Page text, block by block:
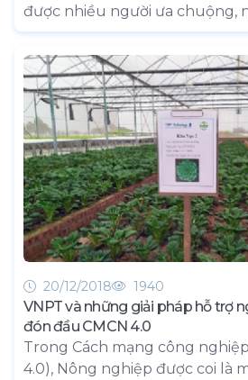
được nhiều người ưa chuộng,
bởi sự tiện lợi, hiệu quả, và
vị, hấp dẫn.
20/12/2018 1940
VNPT và những giải pháp hỗ trợ
đón đầu CMCN 4.0
Trong Cách mạng công
4.0), Nông nghiệp được coi là